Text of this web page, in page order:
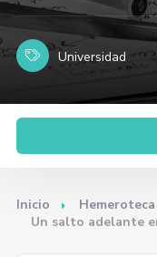
Universidad
Inicio
Hemeroteca
Un salto adelante